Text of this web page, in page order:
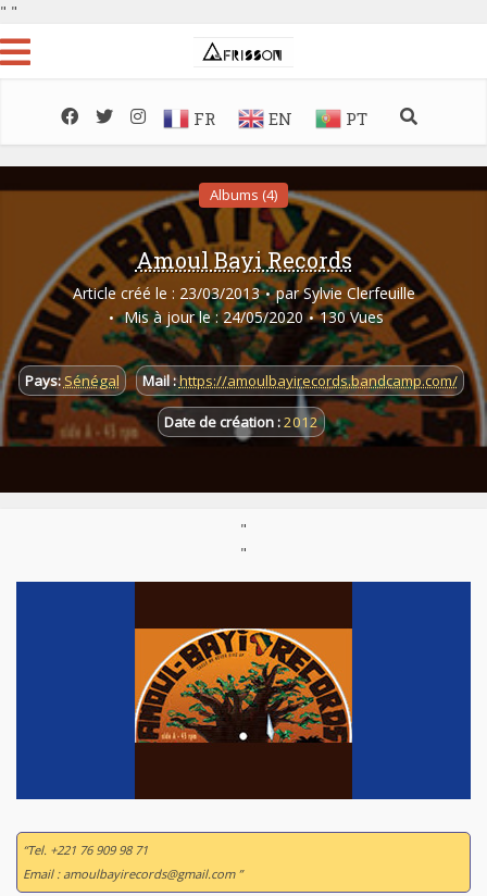
" "
FR EN PT
Albums (4)
Amoul Bayi Records
Article créé le : 23/03/2013 par Sylvie Clerfeuille
Mis à jour le : 24/05/2020
130 Vues
Pays: Sénégal Mail :https://amoulbayirecords.bandcamp.com/
Date de création :2012
"
"
“Tel. +221 76 909 98 71
Email : amoulbayirecords@gmail.com ”